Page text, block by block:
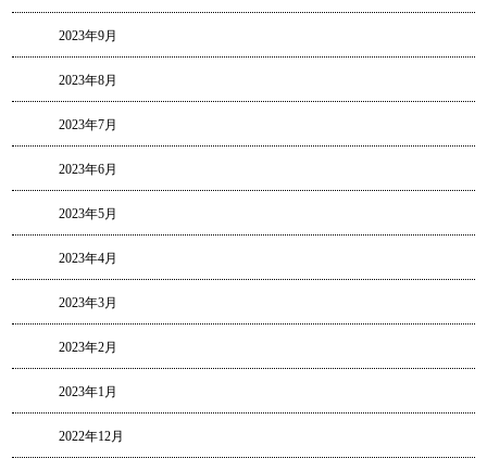
2023年9月
2023年8月
2023年7月
2023年6月
2023年5月
2023年4月
2023年3月
2023年2月
2023年1月
2022年12月